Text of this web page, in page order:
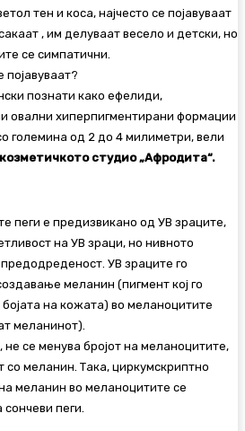
тен и коса, најчесто се појавуваат
, им делуваат весело и детски, но
се симпатични.
појавуваат?
познати како ефелиди,
овални хиперпигментирани формации
големина од 2 до 4 милиметри, вели
студио „Афродита“.
пеги е предизвикано од УВ зраците,
на УВ зраци, но нивното
УВ зраците го
меланин (пигмент кој го
на кожата) во меланоцитите
меланинот).
се менува бројот на меланоцитите,
со меланин. Така, циркумскриптно
меланин во меланоцитите се
пеги.